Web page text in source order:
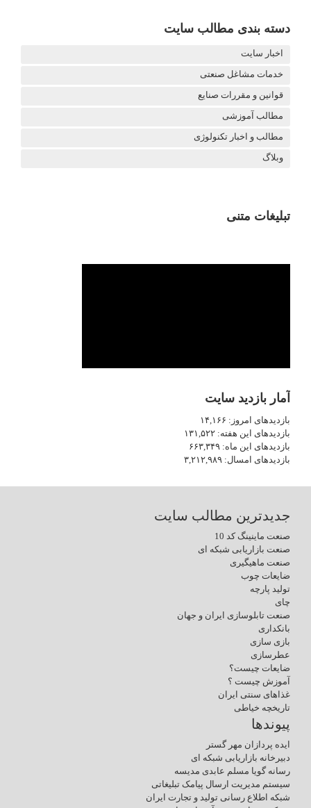
دسته بندی مطالب سایت
اخبار سایت
خدمات مشاغل صنعتی
قوانین و مقررات صنایع
مطالب آموزشی
مطالب و اخبار تکنولوژی
وبلاگ
تبلیغات متنی
آمار بازدید سایت
بازدیدهای امروز: ۱۴,۱۶۶
بازدیدهای این هفته: ۱۳۱,۵۲۲
بازدیدهای این ماه: ۶۶۳,۳۴۹
بازدیدهای امسال: ۳,۲۱۲,۹۸۹
جدیدترین مطالب سایت
صنعت ماینینگ کد 10
صنعت بازاریابی شبکه ای
صنعت ماهیگیری
ضایعات چوب
تولید پارچه
چای
صنعت تابلوسازی ایران و جهان
بانکداری
بازی سازی
عطرسازی
ضایعات چیست؟
آموزش چیست ؟
غذاهای سنتی ایران
تاریخچه خیاطی
پیوندها
ایده پردازان مهر گستر
دبیرخانه بازاریابی شبکه ای
رسانه گویا مسلم عابدی مدیسه
سیستم مدیریت ارسال پیامک تبلیغاتی
شبکه اطلاع رسانی تولید و تجارت ایران